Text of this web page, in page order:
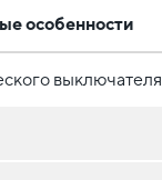
особенности
выключателя